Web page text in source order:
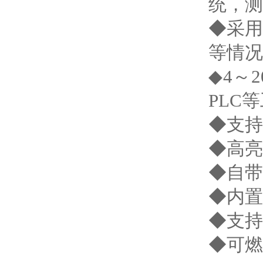
统，
◆采
等情
◆4～
PLC
◆支持
◆高亮
◆自带
◆内置
◆支持
◆可燃